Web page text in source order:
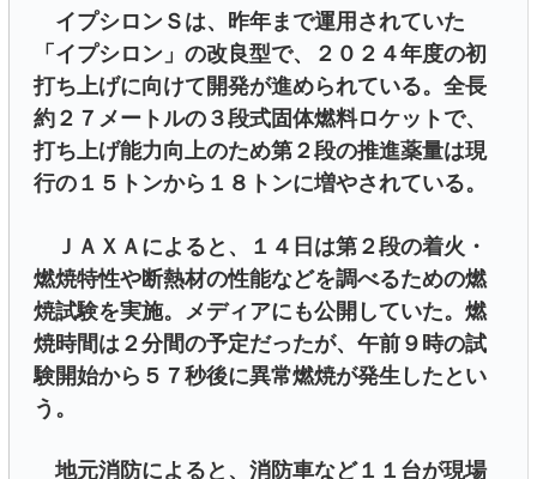
イプシロンＳは、昨年まで運用されていた
「イプシロン」の改良型で、２０２４年度の初
打ち上げに向けて開発が進められている。全長
約２７メートルの３段式固体燃料ロケットで、
打ち上げ能力向上のため第２段の推進薬量は現
行の１５トンから１８トンに増やされている。
ＪＡＸＡによると、１４日は第２段の着火・
燃焼特性や断熱材の性能などを調べるための燃
焼試験を実施。メディアにも公開していた。燃
焼時間は２分間の予定だったが、午前９時の試
験開始から５７秒後に異常燃焼が発生したとい
う。
地元消防によると、消防車など１１台が現場